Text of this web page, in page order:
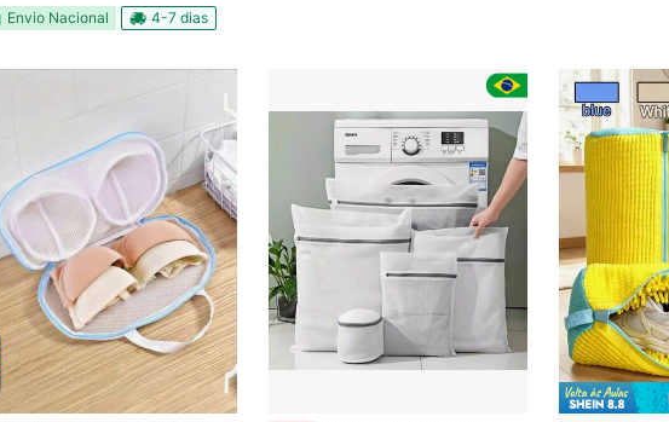
Envio Nacional 4-7 dias